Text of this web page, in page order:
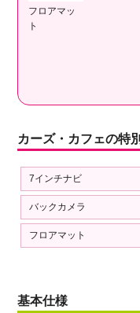
フロアマッ
ト
カーズ・カフェの特
7インチナビ
バックカメラ
フロアマット
基本仕様